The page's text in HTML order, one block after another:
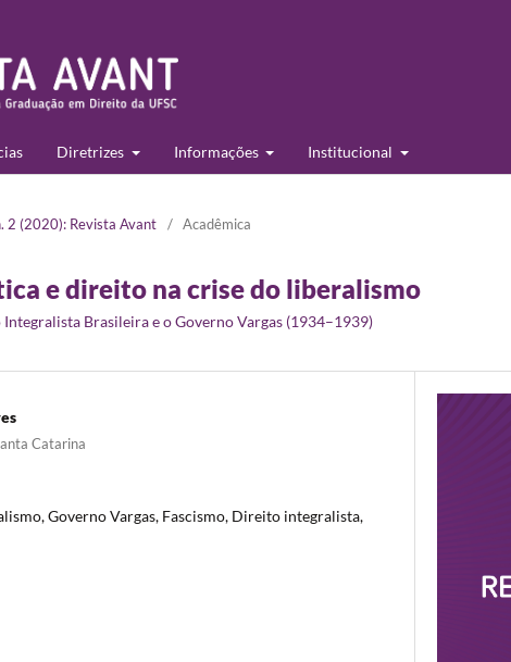
Diretrizes Informações Institucional
2 (2020): Revista Avant / Acadêmica
e direito na crise do liberalismo
Brasileira e o Governo Vargas (1934–1939)
Catarina
Governo Vargas, Fascismo, Direito integralista,